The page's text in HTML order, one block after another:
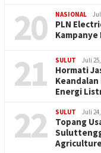
20 NASIONAL
PLN
21 SULUT Juli
Hormati
Keandalan
Energi
22 SULUT Juli
Topang